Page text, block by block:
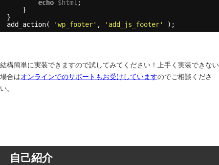
echo $html ;
}
}
add_action(
'wp_footer' , 'add_js_footer' );
結構簡単に実装できますので試してみてください！上手く実装できない
場合はオンラインでのサポートもお受けしていますのでご相談くださ
い。
自己紹介